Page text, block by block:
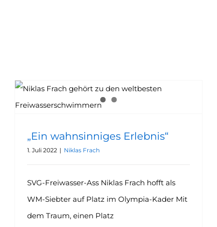
„Ein wahnsinniges Erlebnis“
1. Juli 2022 | Niklas Frach
SVG-Freiwasser-Ass Niklas Frach hofft als
WM-Siebter auf Platz im Olympia-Kader Mit
dem Traum, einen Platz